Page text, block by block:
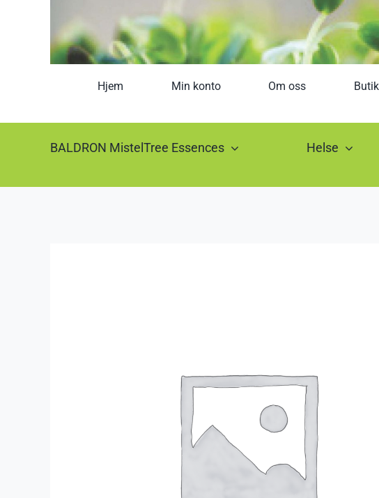
Hjem Min konto Om oss
BALDRON MistelTree Essences Helse